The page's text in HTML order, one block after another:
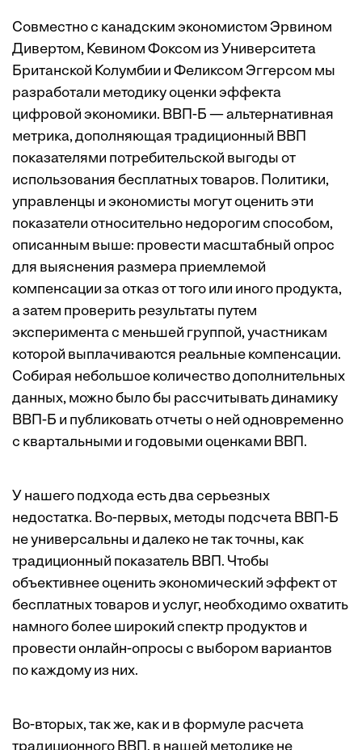
Совместно с канадским экономистом Эрвином
Дивертом, Кевином Фоксом из Университета
Британской Колумбии и Феликсом Эггерсом мы
разработали методику оценки эффекта
цифровой экономики. ВВП-Б — альтернативная
метрика, дополняющая традиционный ВВП
показателями потребительской выгоды от
использования бесплатных товаров. Политики,
управленцы и экономисты могут оценить эти
показатели относительно недорогим способом,
описанным выше: провести масштабный опрос
для выяснения размера приемлемой
компенсации за отказ от того или иного продукта,
а затем проверить результаты путем
эксперимента с меньшей группой, участникам
которой выплачиваются реальные компенсации.
Собирая небольшое количество дополнительных
данных, можно было бы рассчитывать динамику
ВВП-Б и публиковать отчеты о ней одновременно
с квартальными и годовыми оценками ВВП.
У нашего подхода есть два серьезных
недостатка. Во-первых, методы подсчета ВВП-Б
не универсальны и далеко не так точны, как
традиционный показатель ВВП. Чтобы
объективнее оценить экономический эффект от
бесплатных товаров и услуг, необходимо охватить
намного более широкий спектр продуктов и
провести онлайн-опросы с выбором вариантов
по каждому из них.
Во-вторых, так же, как и в формуле расчета